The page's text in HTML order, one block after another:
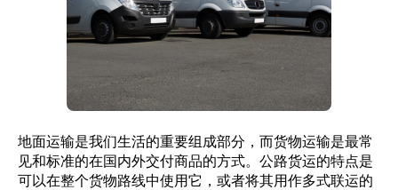
地面运输是我们生活的重要组成部分，而货物运输是最常
见和标准的在国内外交付商品的方式。公路货运的特点是
可以在整个货物路线中使用它，或者将其用作多式联运的